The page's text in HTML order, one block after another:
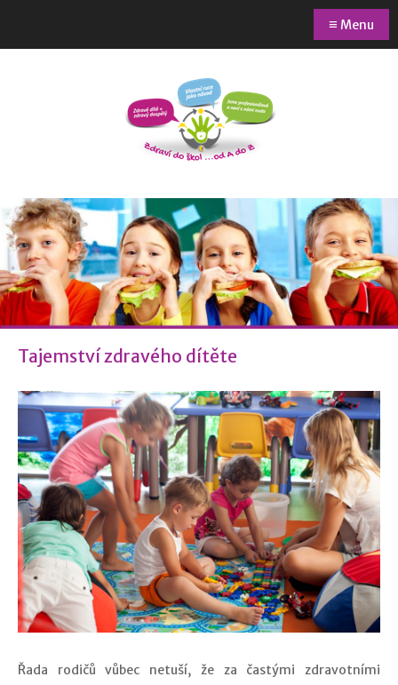
≡ Menu
Tajemství zdravého dítěte
Řada rodičů vůbec netuší, že za častými zdravotními